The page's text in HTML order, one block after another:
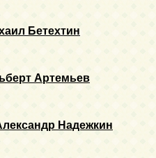
Бетехтин
Артемьев
Надежкин